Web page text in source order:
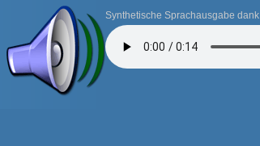
Synthetische Sprachausgabe dank